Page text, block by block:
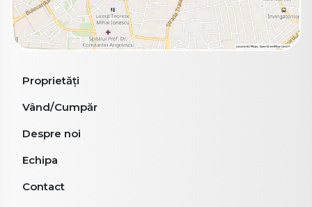
Proprietăți
Vând/Cumpăr
Despre noi
Echipa
Contact